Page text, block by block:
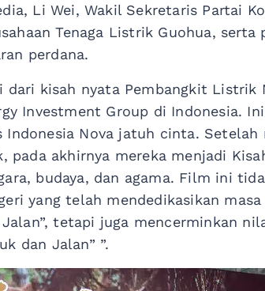
Li Wei, Wakil Sekretaris Partai
Tenaga Listrik Guohua, serta
perdana.
dari kisah nyata Pembangkit Listrik
Investment Group di Indonesia.
Indonesia Nova jatuh cinta.
pada akhirnya mereka menjadi
budaya, dan agama. Film ini
yang telah mendedikasikan
tetapi juga mencerminkan
dan Jalan” ”.